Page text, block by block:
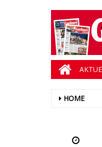
HOME